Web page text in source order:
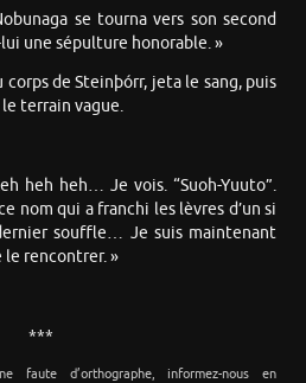
se tourna vers son second
une sépulture honorable. »
de Steinþórr, jeta le sang, puis
terrain vague.
heh heh… Je vois. “Suoh-Yuuto”.
nom qui a franchi les lèvres d’un si
souffle… Je suis maintenant
le rencontrer. »
***
faute d’orthographe, informez-nous en